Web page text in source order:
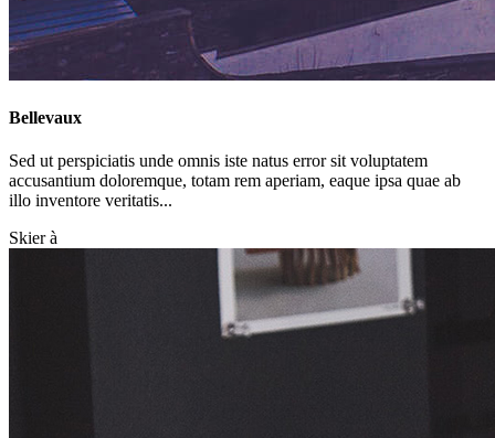
Bellevaux
Sed ut perspiciatis unde omnis iste natus error sit voluptatem
accusantium doloremque, totam rem aperiam, eaque ipsa quae ab
illo inventore veritatis...
Skier à